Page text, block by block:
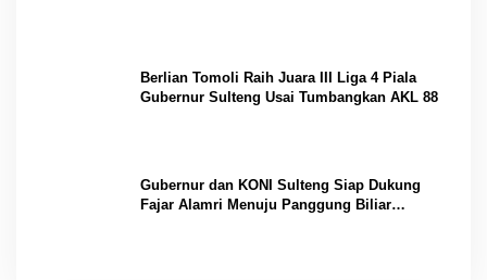
Berlian Tomoli Raih Juara III Liga 4 Piala
Gubernur Sulteng Usai Tumbangkan AKL 88
Gubernur dan KONI Sulteng Siap Dukung
Fajar Alamri Menuju Panggung Biliar